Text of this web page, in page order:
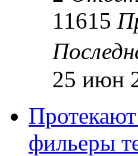
11615
25 июн
фильеры